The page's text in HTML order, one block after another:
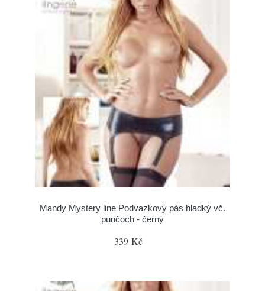
Mandy Mystery line Podvazkový pás hladký vč.
punčoch - černý
339 Kč